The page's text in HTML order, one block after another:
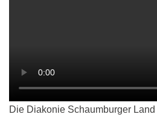
Die Diakonie Schaumburger